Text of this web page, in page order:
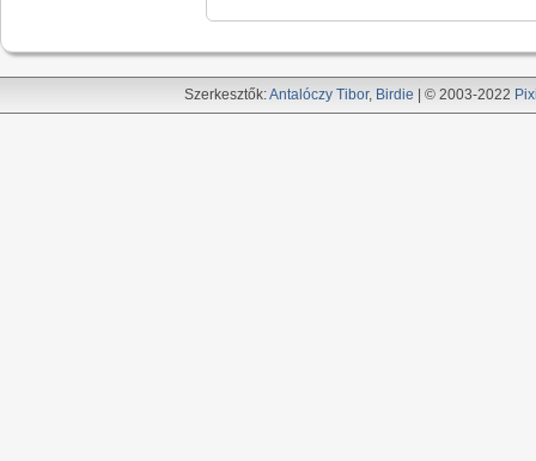
Szerkesztők:Antalóczy Tibor, Birdie | © 2003-2022